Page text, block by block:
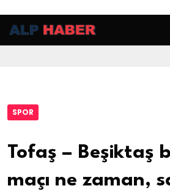
SPOR
Tofaş – Beşiktaş
maçı ne zaman,